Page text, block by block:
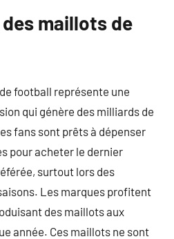
maillots de
football représente une
qui génère des milliards de
fans sont prêts à dépenser
pour acheter le dernier
surtout lors des
Les marques profitent
des maillots aux
année. Ces maillots ne sont